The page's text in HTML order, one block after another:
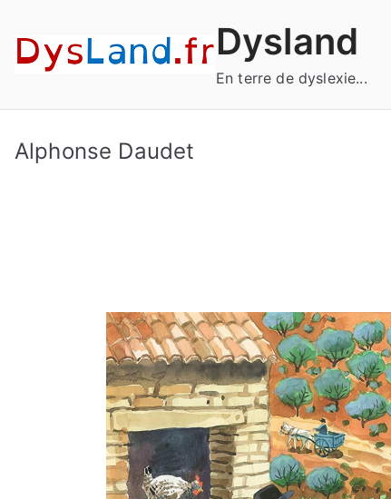
contenu
Dysland
En terre de dyslexie...
Alphonse Daudet